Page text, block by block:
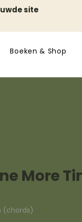
site
Boeken & Shop
More
(chords)